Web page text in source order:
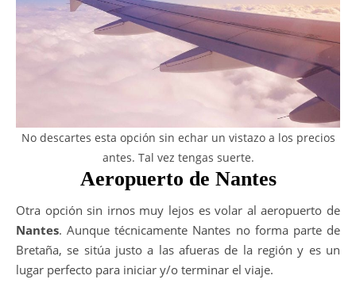
No descartes esta opción sin echar un vistazo a los precios
antes. Tal vez tengas suerte.
Aeropuerto de Nantes
Otra opción sin irnos muy lejos es volar al aeropuerto de
Nantes. Aunque técnicamente Nantes no forma parte de
Bretaña, se sitúa justo a las afueras de la región y es un
lugar perfecto para iniciar y/o terminar el viaje.